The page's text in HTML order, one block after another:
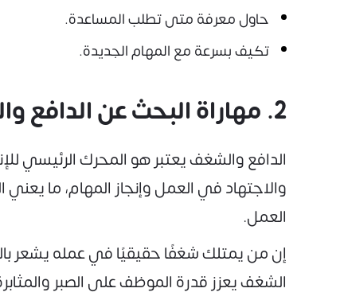
حاول معرفة متى تطلب المساعدة.
تكيف بسرعة مع المهام الجديدة.
2. مهاراة البحث عن الدافع والشغف:
الدافع والشغف يعتبر هو المحرك الرئيسي
والاجتهاد في العمل وإنجاز المهام، ما
العمل.
إن من يمتلك شغفًا حقيقيًا في عمله يشعر
الشغف يعزز قدرة الموظف على الصبر